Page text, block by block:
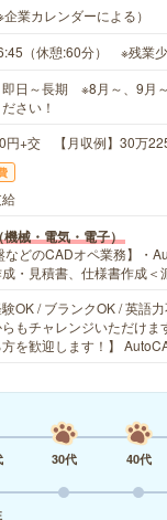
業カレンダーによる）
（休憩:60分） ※残業
即日～長期 ※8月～、9月
さい！
円+交 【月収例】30万
機械・電気・電子）
などのCADオペ業務】・
・見積書、仕様書作成
OK / ブランクOK / 英語
もチャレンジいただけま
を歓迎します！】
30代 40代